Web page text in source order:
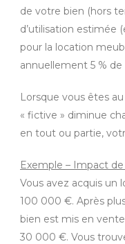
de votre bien (hors
d’utilisation estimée
pour la location
annuellement 5 %
Lorsque vous êtes
« fictive » diminue
en tout ou partie,
Exemple – Impact
Vous avez acquis
100 000 €. Après
bien est mis en
30 000 €. Vous